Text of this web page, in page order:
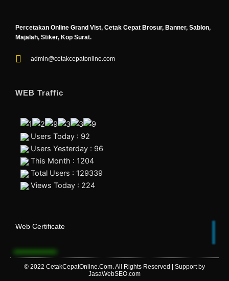
Percetakan Online Grand Vist, Cetak Cepat Brosur, Banner, Sablon,
Majalah, Stiker, Kop Surat.
admin@cetakcepatonline.com
WEB Traffic
Users Today : 92
Users Yesterday : 96
This Month : 1204
Total Users : 129339
Views Today : 224
Web Certificate
© 2022 CetakCepatOnline.Com. All Rights Reserved | Support by
JasaWebSEO.com